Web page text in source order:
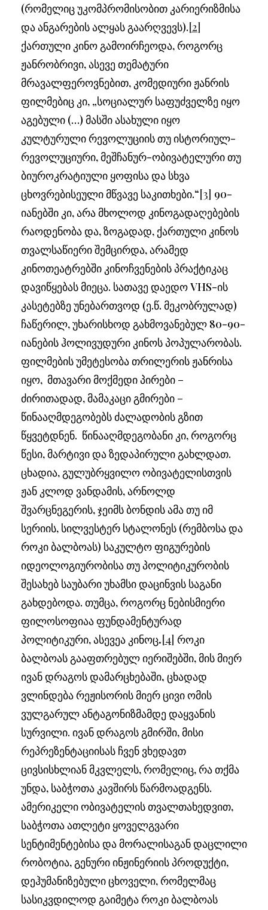
(რომელიც უკომპრომისობით კარიერიზმისა
და ანგარების ალყას გაარღვევს). [2]
ქართული კინო გამოირჩეოდა, როგორც
ჟანრობრივი, ასევე თემატური
მრავალფეროვნებით, კომედიური ჟანრის
ფილმებიც კი, „სოციალურ საფუძველზე იყო
აგებული (…) მასში ასახული იყო
კულტურული რევოლუციის თუ ისტორიულ-
რევოლუციური, მეშჩანურ-ობივატელური თუ
ბიუროკრატიული ყოფისა და სხვა
ცხოვრებისეული მწვავე საკითხები.“ [3] 90-
იანებში კი, არა მხოლოდ კინოგადაღებების
რაოდენობა და, ზოგადად, ქართული კინოს
თვალსაწიერი შემცირდა, არამედ
კინოთეატრებში კინოჩვენების პრაქტიკაც
დავიწყებას მიეცა. სათავე დაედო VHS-ის
კასეტებზე უნებართვოდ (ე.წ. მეკობრულად)
ჩაწერილ, უხარისხოდ გახმოვანებულ 80-90-
იანების ჰოლივუდური კინოს პოპულარობას.
ფილმების უმეტესობა თრილერის ჟანრისა
იყო, მთავარი მოქმედი პირები –
ძირითადად, მამაკაცი გმირები –
წინააღმდეგობებს ძალადობის გზით
წყვეტდნენ. წინააღმდეგობანი კი, როგორც
წესი, მარტივი და ზედაპირული გახლდათ.
ცხადია, გულუბრყვილო ობივატელისთვის
ჟან კლოდ ვანდამის, არნოლდ
შვარცნეგერის, ჯეიმს ბონდის ამა თუ იმ
სერიის, სილვესტერ სტალონეს (რემბოსა და
როკი ბალბოას) საკულტო ფიგურების
იდეოლოგიურობისა თუ პოლიტიკურობის
შესახებ საუბარი უხამსი დაცინვის საგანი
გახდებოდა. თუმცა, როგორც ნებისმიერი
ფილოსოფიაა ფუნდამენტურად
პოლიტიკური, ასევეა კინოც. [4] როკი
ბალბოას გააფთრებულ იერიშებში, მის მიერ
ივან დრაგოს დამარცხებაში, ცხადად
ვლინდება რეჟისორის მიერ ცივი ომის
ვულგარულ ანტაგონიზმამდე დაყვანის
სურვილი. ივან დრაგოს გმირში, მისი
რეპრეზენტაციისას ჩვენ ვხედავთ
ცივსისხლიან მკვლელს, რომელიც, რა თქმა
უნდა, საბჭოთა კავშირს წარმოადგენს.
ამერიკელი ობივატელის თვალთახედვით,
საბჭოთა ათლეტი ყოველგვარი
სენტიმენტებისა და მორალისაგან დაცლილი
რობოტია, გენური ინჟინერიის პროდუქტი,
დეჰუმანიზებული ცხოველი, რომელმაც
სასიკვდილოდ გაიმეტა როკი ბალბოას